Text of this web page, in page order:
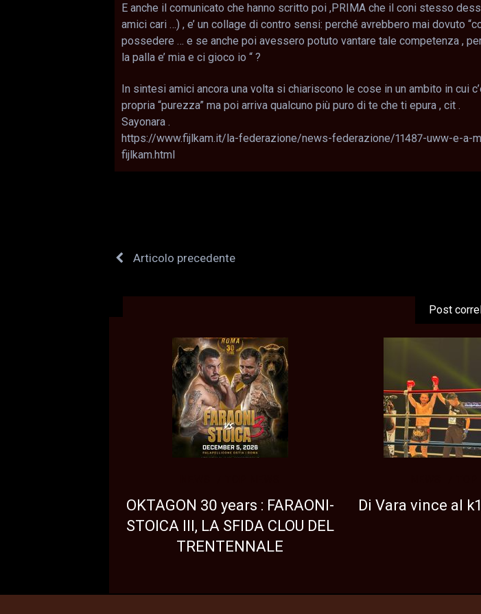
E anche il comunicato che hanno scritto poi ,PRIMA che il coni stesso
amici cari …) , e’ un collage di contro sensi: perché avrebbero mai dovuto
possedere … e se anche poi avessero potuto vantare tale competenza ,
la palla e’ mia e ci gioco io “ ?
In sintesi amici ancora una volta si chiariscono le cose in un ambito in cui
propria “purezza” ma poi arriva qualcuno più puro di te che ti epura , cit .
Sayonara .
https://www.fijlkam.it/la-federazione/news-federazione/11487-uww-e-a-
fijlkam.html
Articolo precedente
Post
OKTAGON 30 years : FARAONI-
STOICA III, LA SFIDA CLOU DEL
TRENTENNALE
Di Vara vince al